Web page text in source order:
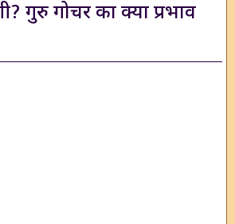
गुरु गोचर का क्या प्रभाव